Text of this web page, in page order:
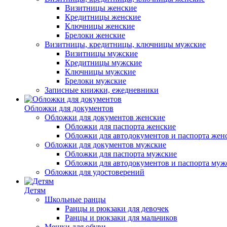
Визитницы женские
Кредитницы женские
Ключницы женские
Брелоки женские
Визитницы, кредитницы, ключницы мужские
Визитницы мужские
Кредитницы мужские
Ключницы мужские
Брелоки мужские
Записные книжки, ежедневники
Обложки для документов
Обложки для документов женские
Обложки для паспорта женские
Обложки для автодокументов и паспорта
Обложки для документов мужские
Обложки для паспорта мужские
Обложки для автодокументов и паспорта
Обложки для удостоверений
Детям
Школьные ранцы
Ранцы и рюкзаки для девочек
Ранцы и рюкзаки для мальчиков